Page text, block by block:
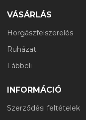
VÁSÁRLÁS
Horgászfelszerelés
Ruházat
Lábbeli
INFORMÁCIÓ
Szerződési feltételek